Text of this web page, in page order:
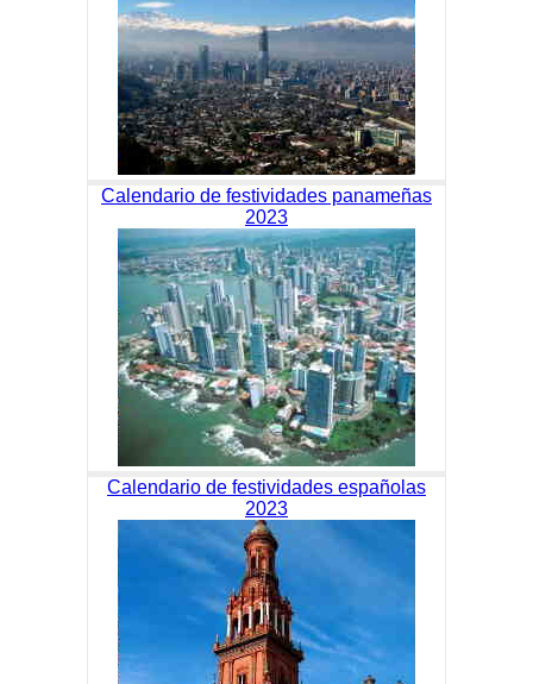
Calendario de festividades panameñas
2023
Calendario de festividades españolas
2023